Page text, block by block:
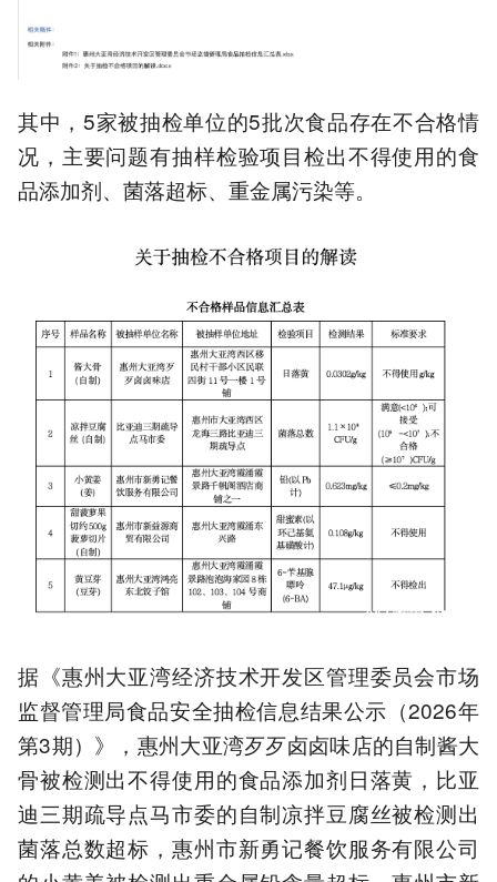
其中，5家被抽检单位的5批次食品存在不合格情
况，主要问题有抽样检验项目检出不得使用的食
品添加剂、菌落超标、重金属污染等。
据《惠州大亚湾经济技术开发区管理委员会市场
监督管理局食品安全抽检信息结果公示（2026年
第3期）》，惠州大亚湾歹歹卤卤味店的自制酱大
骨被检测出不得使用的食品添加剂日落黄，比亚
迪三期疏导点马市委的自制凉拌豆腐丝被检测出
菌落总数超标，惠州市新勇记餐饮服务有限公司